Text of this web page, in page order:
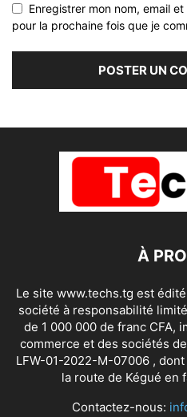
Enregistrer mon nom, email
pour la prochaine fois que je
À
Le site www.techs.tg est
société à responsabilité
de 1 000 000 de franc CFA,
commerce et des sociétés
LFW-01-2022-M-07006 ,
la route de Kégué en
Contactez-nous: